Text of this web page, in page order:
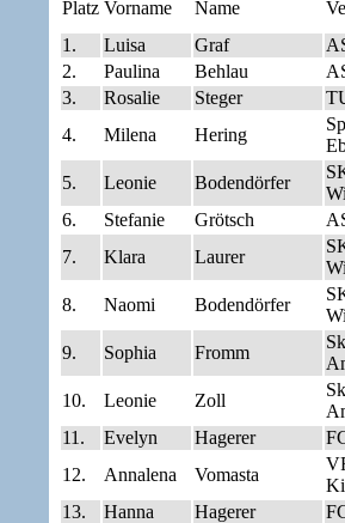
Platz Vorname Name
1.
Luisa Graf
2.
Paulina Behlau
3.
Rosalie Steger
4.
Milena Hering
5.
Leonie Bodendörfer
6.
Stefanie Grötsch
7.
Klara Laurer
8.
Naomi Bodendörfer
9.
Sophia Fromm
10.
Leonie Zoll
11.
Evelyn Hagerer
12.
Annalena Vomasta
13.
Hanna Hagerer